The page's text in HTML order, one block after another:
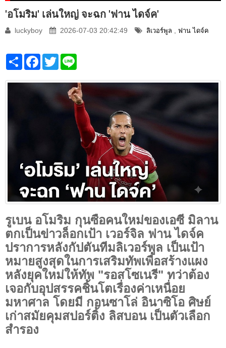
'อโมริม' เล่นใหญ่ จะฉก 'ฟาน ไดจ์ค'
luckyboy 2026-07-03 20:42:49 ลิเวอร์พูล , ฟาน ไดจ์ค
Share Facebook
Twitter
รูเบน อโมริม กุนซือคนใหม่ของเอซี มิลาน
ตกเป็นข่าวล็อกเป้า เวอร์จิล ฟาน ไดจ์ค
ปราการหลังกัปตันทีมลิเวอร์พูล เป็นเป้า
หมายสูงสุดในการเสริมทัพเพื่อสร้างแผง
หลังยุคใหม่ให้ทัพ "รอสโซเนรี" ทว่าต้อง
เจอกับอุปสรรคชิ้นโตเรื่องค่าเหนื่อย
มหาศาล โดยมี กอนซาโล่ อินาซิโอ ศิษย์
เก่าสมัยคุมสปอร์ติ้ง ลิสบอน เป็นตัวเลือก
สำรอง